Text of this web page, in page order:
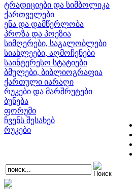
ტრადიციები და სიმბოლიკა
ქართველები
ენა და დამწერლობა
პროზა და პოეზია
სიმღერები, საგალობლები
სიახლეები, აღმოჩენები
საინტერესო სტატიები
ბმულები, ბიბლიოგრაფია
ქართული იარაღი
რუკები და მარშრუტები
ბუნება
ფორუმი
ჩვენს შესახებ
რუკები